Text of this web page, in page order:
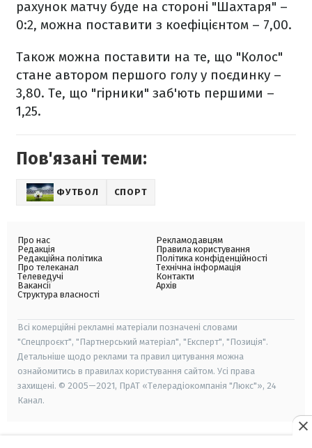
рахунок матчу буде на стороні "Шахтаря" –
0:2, можна поставити з коефіцієнтом – 7,00.
Також можна поставити на те, що "Колос"
стане автором першого голу у поєдинку –
3,80. Те, що "гірники" заб'ють першими –
1,25.
Пов'язані теми:
ФУТБОЛ СПОРТ
Про нас
Редакція
Редакційна політика
Про телеканал
Телеведучі
Вакансії
Структура власності
Рекламодавцям
Правила користування
Політика конфіденційності
Технічна інформація
Контакти
Архів
Всі комерційні рекламні матеріали позначені словами
"Спецпроєкт", "Партнерський матеріал", "Експерт", "Позиція".
Детальніше щодо реклами та правил цитування можна
ознайомитись в правилах користування сайтом. Усі права
захищені. © 2005—2021, ПрАТ «Телерадіокомпанія "Люкс"», 24
Канал.